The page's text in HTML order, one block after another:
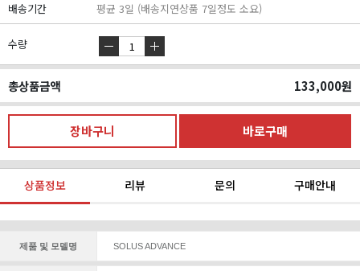
배송기간
평균 3일 (배송지연상품 7일정도 소요)
수량
총상품금액 133,000원
상품정보 리뷰 문의 구매안내
제품 및 모델명 SOLUS ADVANCE